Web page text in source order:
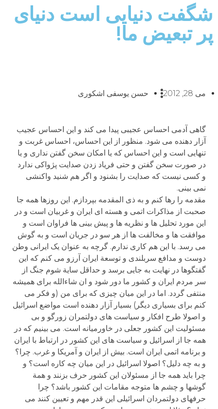
شگفت دنیایی است دنیای
پر تبعیض ما!
می 28, 2012 حسن یوسفی اشکوری
گاهی آدمی احساس عجیبی پیدا می کند و این احساس عجیب
آزار دهنده می شود. منظور از این احساس، احساس غربت و
تنهایی است و این احساس که یا امکان سخن گفتن نداری و یا
در صورت سخن گفتن و حتی فریاد زدن صدایت پژواکی ندارد
و کسی نیست که صدایت را بشنود و اگر هم شنید واکنشی
نمی بینی.
مقدمه را رها کنم و به ذی المقدمه بپردازم. این روزها همه جا
صحبت از مذاکرات اتمی و هسته ای ایران و غربیان است و در
این مورد تحلیل ها و نظریه ها و پیش بینی ها فراوان است و
موافقت ها و مخالفت ها از هر سو در جریان است و به گوش
می رسد. با این هم کاری ندارم. گرچه به عنوان یک ایرانی وطن
دوست و مدافع سربلندی و توسعة ایران آرزو می کنم که این
گفتگوها در نهایت به جایی برسد و حداقل سایة شوم جنگ از
سر مردم ایران و کشور ما دور شود و ان شاءالله برای همیشه
منتفی گردد. اما در این میان چیزی که برای من (و فکر می
کنم برای بسیاری دیگر) بسیار آزار دهنده است مواضع اسرائیل
و اصولا طرح افکار و سیاست های دولتمران زورگو و بی
مسئولیت این کشور جعلی در خاورمیانه است. می بینیم که در
همه جا از اسرائیل و سیاست های این کشور در ارتباط با ایران
و برنامه اتمی ایران است. بیش از ایران و آمریکا و غرب. چرا؟
و به چه دلیل؟ اصولا اسرائیل در این میان چه کاره است؟ و
چرا باید همه جا از مسئولان این کشور حرف بزنند و همة
گوشها و چشم ها متوجه مقامات این کشور باشد؟ چرا
حرفهای دولتمردان اسرائیلی این قدر مهم و تعیین کنند می